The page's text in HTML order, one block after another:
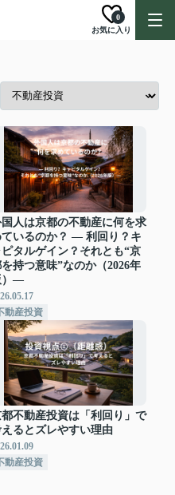
お気に入り
0
人は京都の不動産に何を求
ているのか？ ― 利回り？キ
ピタルゲイン？それとも“京
持つ意味”なのか（2026年
）―
動産投資
不動産投資は「利回り」で
るとズレやすい理由
動産投資